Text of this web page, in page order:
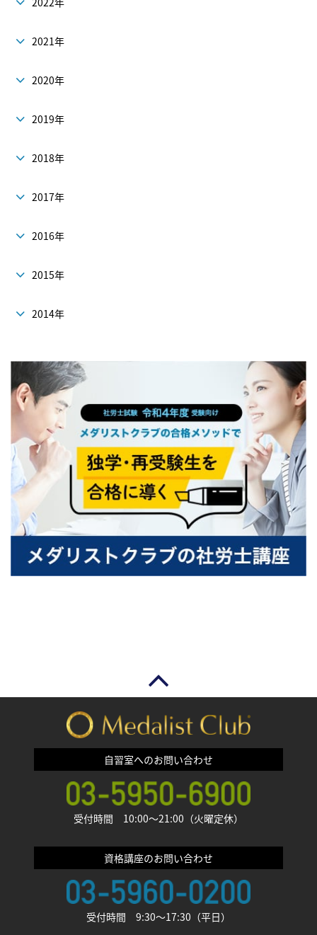
2021年
2020年
2019年
2018年
2017年
2016年
2015年
2014年
自習室へのお問い合わせ
受付時間 10:00〜21:00（火曜定休）
資格講座のお問い合わせ
受付時間 9:30〜17:30（平日）